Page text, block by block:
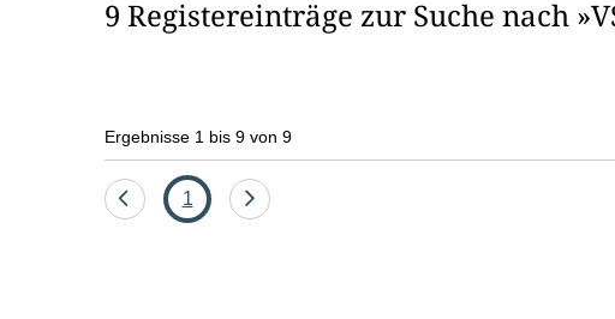
9 Registereinträge zur Suche nach
Ergebnisse 1 bis 9 von 9
Eine
Seite
1
Eine